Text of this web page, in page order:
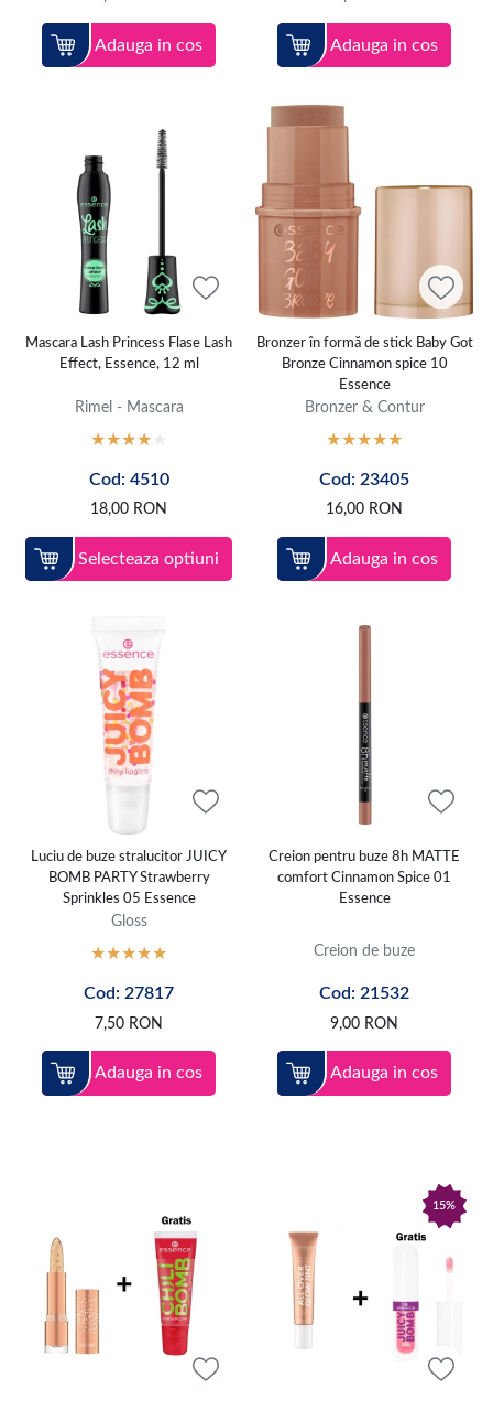
Adauga in cos Adauga in cos
Mascara Lash Princess Flase Lash
Effect, Essence, 12 ml
Rimel - Mascara
Cod: 4510
18,00 RON
Selecteaza optiuni
Bronzer în formă de stick Baby Got
Bronze Cinnamon spice 10
Essence
Bronzer & Contur
Cod: 23405
16,00 RON
Adauga in cos
Luciu de buze stralucitor JUICY
BOMB PARTY Strawberry
Sprinkles 05 Essence
Gloss
Cod: 27817
7,50 RON
Adauga in cos
Creion pentru buze 8h MATTE
comfort Cinnamon Spice 01
Essence
Creion de buze
Cod: 21532
9,00 RON
Adauga in cos
15%